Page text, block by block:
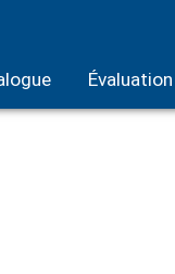
Évaluation